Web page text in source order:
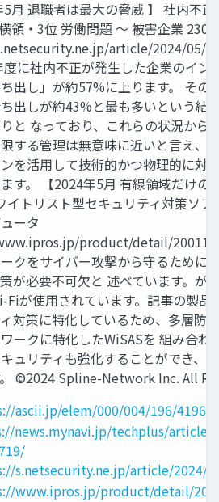
5月 退職者は最大の脅威 】 社内不
領・3位 労働問題 ～ 被害企業 230
article/2024/05/
に社内不正が発生した企業のイン
ち出し」が約57%に上ります。 その
出しが約43%と最も多いという結
と なっており、これらの状況から
する管理は無意味に近いと言え、
を活用して技術的かつ物理的に対
す。 【2024年5月 有線領域だけの
イトリスト型セキュリティ対策ソ
ータ
product/detail/
クをサイバー攻撃から守るために
が必要不可欠と 述べています。が
Fiが使用されています。記事の製品
対策に特化しているため、多層防
ークに特化したWiSASを 組み合わ
ュリティも強化することができ、
©2024 Spline-Network Inc. All
ascii.jp/elem/000/004/196/
news.mynavi.jp/techplus/article/
s.netsecurity.ne.jp/article/2024/
www.ipros.jp/product/detail/